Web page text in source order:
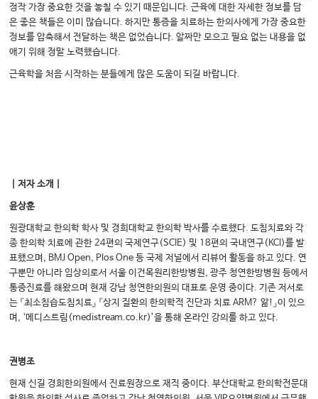
정작 가장 중요한 것을 놓칠 수 있기 때문입니다. 근육에 대한 자세한 정보를 담
은 좋은 책들은 이미 많습니다. 하지만 통증을 치료하는 한의사에게 가장 중요한
정보를 압축해서 전달하는 책은 없었습니다. 알짜만 모으고 필요 없는 내용을 없
애기 위해 정말 노력했습니다.
근육학을 처음 시작하는 분들에게 많은 도움이 되길 바랍니다.
｜저자 소개｜
윤상훈
원광대학교 한의학 학사 및 경희대학교 한의학 박사를 수료했다. 도침치료와 각
종 한의학 치료에 관한 24편의 국제연구(SCIE) 및 18편의 국내연구(KCI)를 발
표했으며, BMJ Open, Plos One 등 국제 저널에서 리뷰어 활동을 하고 있다. 연
구뿐만 아니라 임상의로서 서울 이건목원리한방병원, 광주 청연한방병원 등에서
통증진료를 해왔으며 현재 강남 청연한의원의 대표로 운영 중이다. 기존 저서로
는 『최소침습도침치료』 『상지 질환의 한의학적 진단과 치료 ARM? 앎!』이 있으
며, ‘메디스트림(medistream.co.kr)’을 통해 온라인 강의를 하고 있다.
권병조
현재 신길 경희한의원에서 진료원장으로 재직 중이다. 부산대학교 한의학전문대